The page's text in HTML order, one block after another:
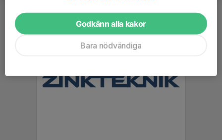
Godkänn alla kakor
Bara nödvändiga